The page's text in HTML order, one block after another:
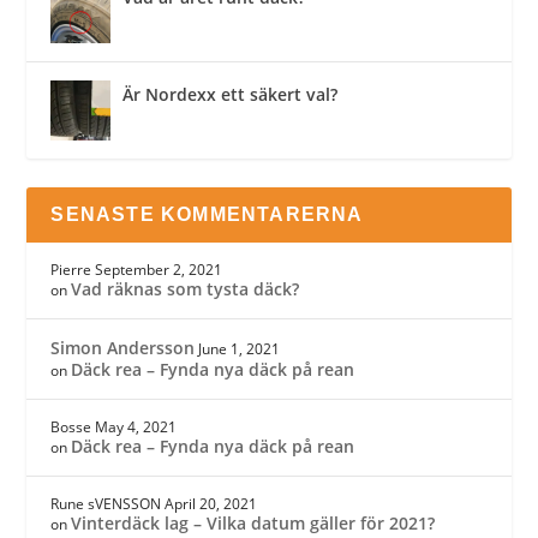
Är Nordexx ett säkert val?
SENASTE KOMMENTARERNA
Pierre September 2, 2021
onVad räknas som tysta däck?
Simon Andersson June 1, 2021
on Däck rea – Fynda nya däck på rean
Bosse May 4, 2021
on Däck rea – Fynda nya däck på rean
Rune sVENSSON April 20, 2021
onVinterdäck lag – Vilka datum gäller för 2021?